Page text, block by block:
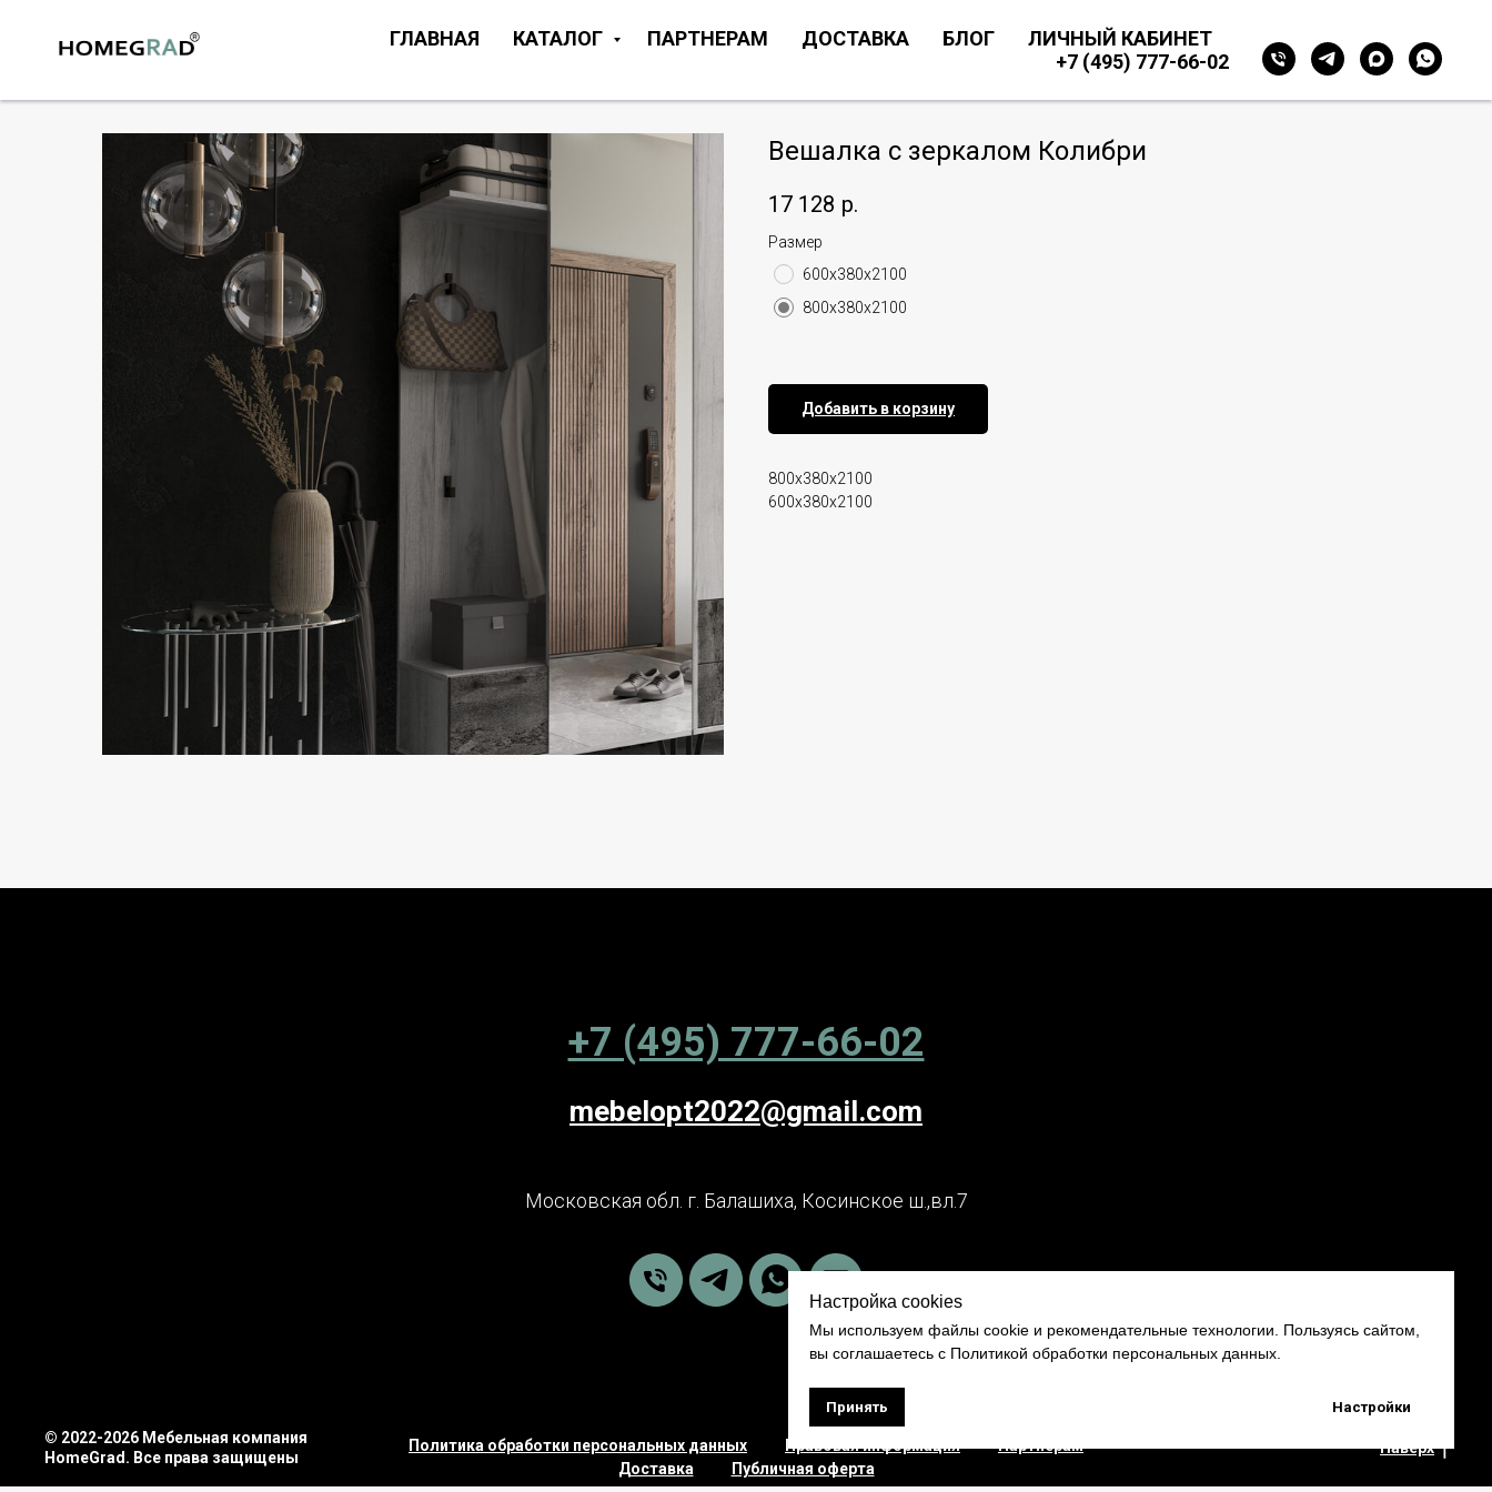
ГЛАВНАЯ КАТАЛОГ ПАРТНЕРАМ ДОСТАВКА БЛОГ
ЛИЧНЫЙ КАБИНЕТ
+7 (495) 777-66-02
Вешалка с зеркалом Колибри
17 128 р.
Размер
600х380х2100
800х380х2100
Добавить в корзину
800х380х2100
600х380х2100
+7 (495) 777-66-02
mebelopt2022@gmail.com
Московская обл. г. Балашиха, Косинское ш.,вл.7
Настройка cookies
Мы используем файлы cookie и рекомендательные технологии. Пользуясь сайтом,
вы соглашаетесь с Политикой обработки персональных данных.
Принять Настройки
© 2022-2026 Мебельная компания
HomeGrad. Все права защищены
Политика обработки персональных данных Правовая информация
Партнерам
Доставка
Публичная оферта
Наверх